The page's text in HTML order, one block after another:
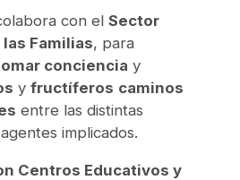
con el Sector
Familias, para
conciencia y
y fructíferos caminos
entre las distintas
implicados.
Centros Educativos y